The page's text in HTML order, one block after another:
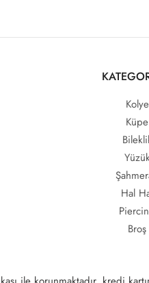
Kolye
Küpe
Hal
Broş